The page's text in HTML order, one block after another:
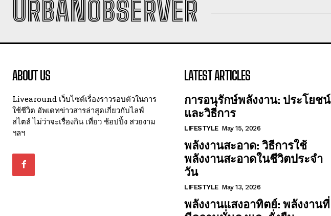
URBANOBSERVER
ABOUT US
Livearound เว็บไซต์เรื่องราวรอบตัวในการ
ใช้ชีวิต อัพเดทข่าวสารล่าสุดเกี่ยวกับไลฟ์
สไตล์ ไม่ว่าจะเรื่องกิน เที่ยว ช้อปปิ้ง สวยงาม
ฯลฯ
LATEST ARTICLES
การอนุรักษ์พลังงาน: ประโยชน์
และวิธีการ
LIFESTYLE May 15, 2026
พลังงานสะอาด: วิธีการใช้
พลังงานสะอาดในชีวิตประจำ
วัน
LIFESTYLE May 13, 2026
พลังงานแสงอาทิตย์: พลังงานที่